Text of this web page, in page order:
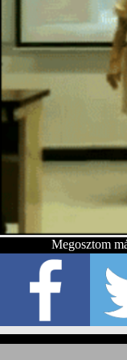
Megosztom